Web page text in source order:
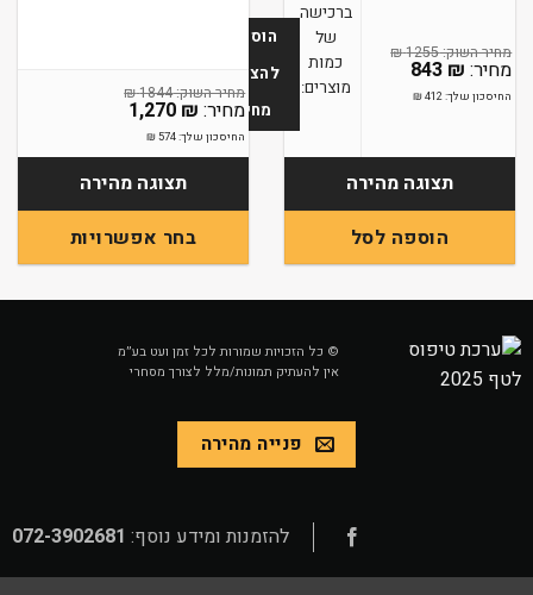
1255
₪
843 ₪
החיסכון שלך:412
₪
ברכישה
של
כמות
מוצרים:
הוספה
להצעת
מחיר
תצוגה מהירה
הוספה לסל
1844
₪
1,270 ₪
החיסכון שלך:574
₪
תצוגה מהירה
בחר אפשרויות
זה
מספר
סוגים.
לבחור
את
האפשרויות
© כל הזכויות שמורות לכל זמן ועט בע״מ
אין להעתיק תמונות/מלל לצורך מסחרי
פנייה מהירה
להזמנות ומידע נוסף: 072-3902681